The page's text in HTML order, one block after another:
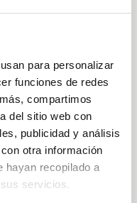
para personalizar
funciones de redes
compartimos
del sitio web con
publicidad y análisis
otra información
hayan recopilado a
servicios.